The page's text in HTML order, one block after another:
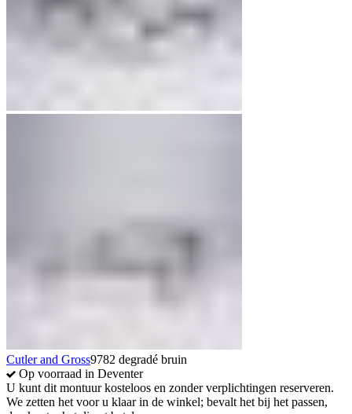
Cutler and Gross9782 degradé bruin
Op voorraad in Deventer
U kunt dit montuur kosteloos en zonder verplichtingen reserveren.
We zetten het voor u klaar in de winkel; bevalt het bij het passen,